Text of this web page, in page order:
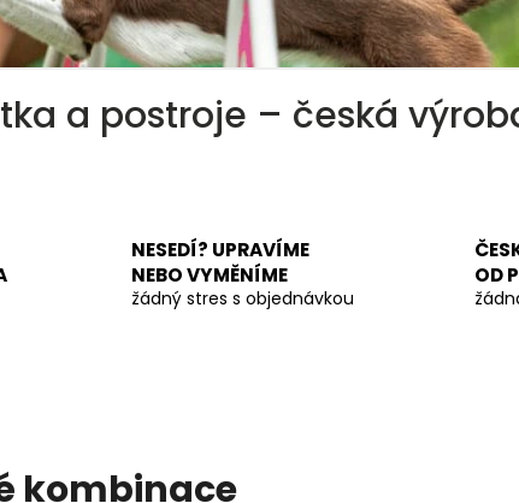
a postroje – česká
NESEDÍ? UPRAVÍME
NEBO VYMĚNÍME
žádný stres s objednávkou
OD
kombinace